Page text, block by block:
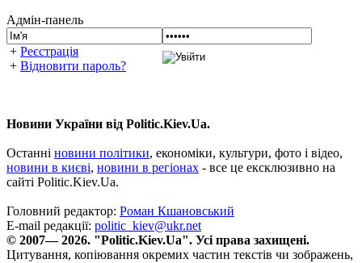
Адмін-панель
+ Реєстрація
+ Відновити пароль?
Новини України від Politic.Kiev.Ua.
Останні новини політики, економіки, культури, фото і відео,
новини в києві, новини в регіонах - все це ексклюзивно на
сайті Politic.Kiev.Ua.
Головний редактор: Роман Кшановський
E-mail редакції: politic_kiev@ukr.net
© 2007— 2026. "Politic.Kiev.Ua". Усі права захищені.
Цитування, копіювання окремих частин текстів чи зображень,